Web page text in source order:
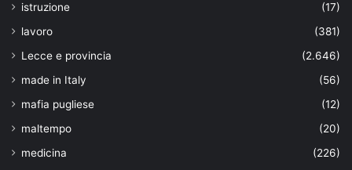
istruzione
(17)
lavoro
(381)
Lecce e provincia
(2.646)
made in Italy
(56)
mafia pugliese
(12)
maltempo
(20)
medicina
(226)